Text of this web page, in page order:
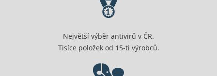
Největší výběr antivirů v ČR.
Tisíce položek od 15-ti výrobců.